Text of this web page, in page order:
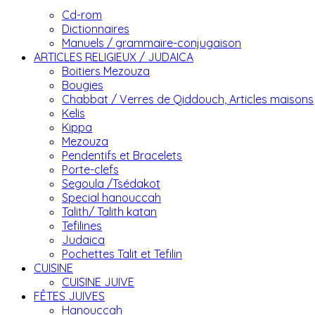
Cd-rom
Dictionnaires
Manuels / grammaire-conjugaison
ARTICLES RELIGIEUX / JUDAICA
Boitiers Mezouza
Bougies
Chabbat / Verres de Qiddouch, Articles maisons
Kelis
Kippa
Mezouza
Pendentifs et Bracelets
Porte-clefs
Segoula /Tsédakot
Special hanouccah
Talith/ Talith katan
Tefilines
Judaica
Pochettes Talit et Tefilin
CUISINE
CUISINE JUIVE
FÊTES JUIVES
Hanouccah